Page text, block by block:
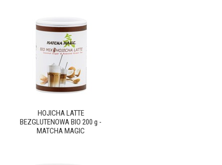
HOJICHA LATTE
BEZGLUTENOWA BIO 200 g -
MATCHA MAGIC